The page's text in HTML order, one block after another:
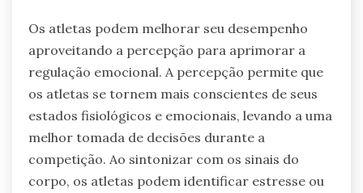
Os atletas podem melhorar seu desempenho
aproveitando a percepção para aprimorar a
regulação emocional. A percepção permite que
os atletas se tornem mais conscientes de seus
estados fisiológicos e emocionais, levando a uma
melhor tomada de decisões durante a
competição. Ao sintonizar com os sinais do
corpo, os atletas podem identificar estresse ou